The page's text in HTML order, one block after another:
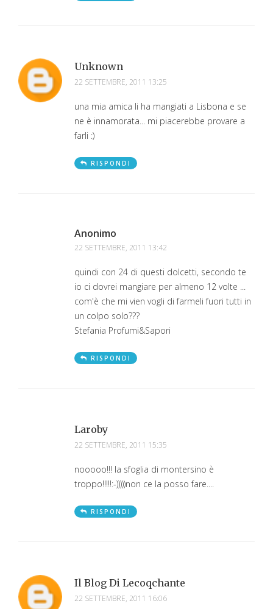
Unknown
22 SETTEMBRE, 2011 13:25
una mia amica li ha mangiati a Lisbona e se
ne è innamorata... mi piacerebbe provare a
farli :)
RISPONDI
Anonimo
22 SETTEMBRE, 2011 13:42
quindi con 24 di questi dolcetti, secondo te
io ci dovrei mangiare per almeno 12 volte ...
com'è che mi vien vogli di farmeli fuori tutti in
un colpo solo???
Stefania Profumi&Sapori
RISPONDI
Laroby
22 SETTEMBRE, 2011 15:35
nooooo!!! la sfoglia di montersino è
troppo!!!!!:-)))))non ce la posso fare....
RISPONDI
Il Blog Di Lecoqchante
22 SETTEMBRE, 2011 16:06